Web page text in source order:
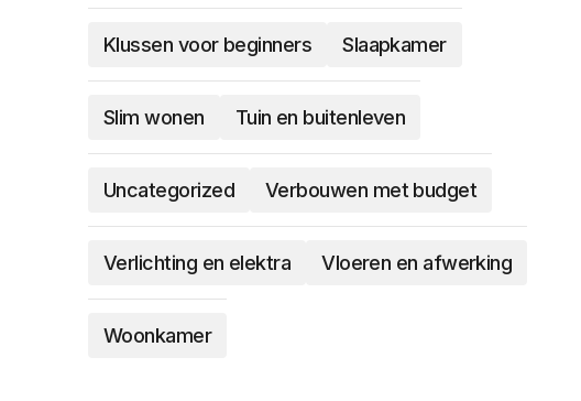
Klussen voor beginners Slaapkamer
Slim wonen Tuin en buitenleven
Uncategorized Verbouwen met budget
Verlichting en elektra Vloeren en afwerking
Woonkamer